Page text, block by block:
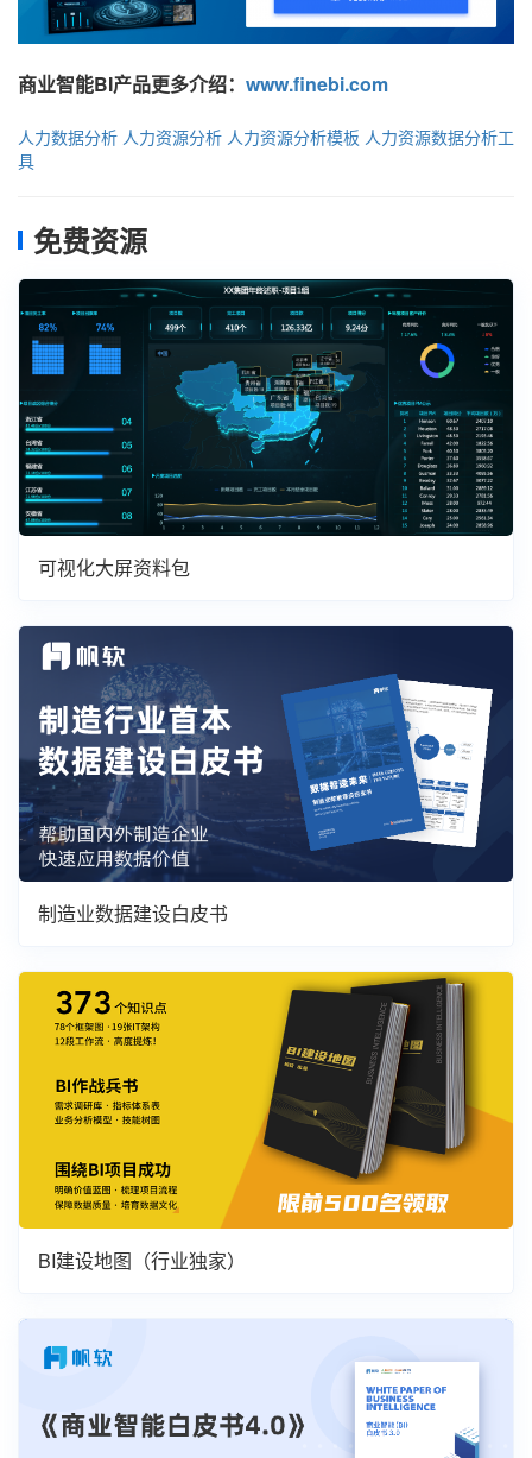
商业智能BI产品更多介绍： www.finebi.com
人力数据分析 人力资源分析 人力资源分析模板 人力资源数据分析工
具
免费资源
可视化大屏资料包
制造业数据建设白皮书
BI建设地图（行业独家）